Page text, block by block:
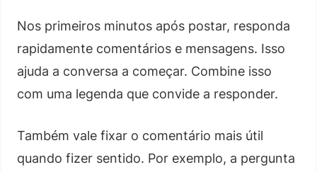
Nos primeiros minutos após postar, responda
rapidamente comentários e mensagens. Isso
ajuda a conversa a começar. Combine isso
com uma legenda que convide a responder.
Também vale fixar o comentário mais útil
quando fizer sentido. Por exemplo, a pergunta